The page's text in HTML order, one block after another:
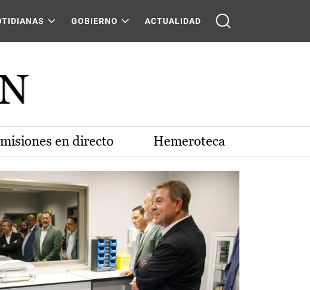
GOBIERNO ACTUALIDAD
en directo Hemeroteca